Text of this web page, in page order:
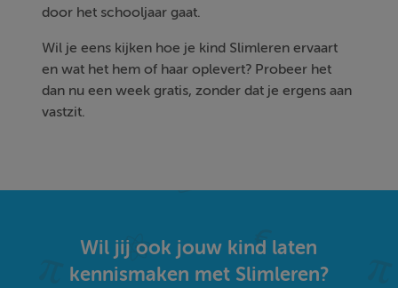
door het schooljaar gaat.
Wil je eens kijken hoe je kind Slimleren ervaart
en wat het hem of haar oplevert? Probeer het
dan nu een week gratis, zonder dat je ergens aan
vastzit.
Wil jij ook jouw kind laten
kennismaken met Slimleren?